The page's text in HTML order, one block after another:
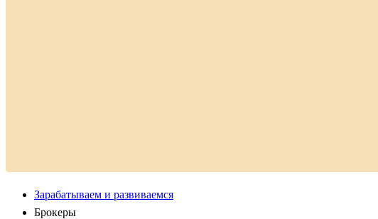
Зарабатываем и развиваемся
Брокеры